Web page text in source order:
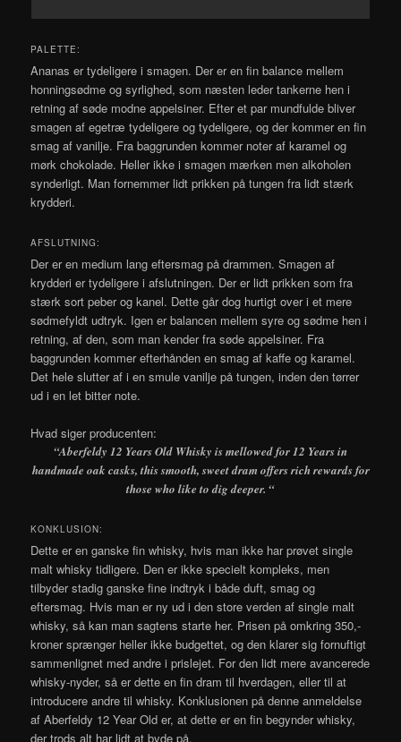
PALETTE:
Ananas er tydeligere i smagen. Der er en fin balance mellem
honningsødme og syrlighed, som næsten leder tankerne hen i
retning af søde modne appelsiner. Efter et par mundfulde bliver
smagen af egetræ tydeligere og tydeligere, og der kommer en fin
smag af vanilje. Fra baggrunden kommer noter af karamel og
mørk chokolade. Heller ikke i smagen mærken men alkoholen
synderligt. Man fornemmer lidt prikken på tungen fra lidt stærk
krydderi.
AFSLUTNING:
Der er en medium lang eftersmag på drammen. Smagen af
krydderi er tydeligere i afslutningen. Der er lidt prikken som fra
stærk sort peber og kanel. Dette går dog hurtigt over i et mere
sødmefyldt udtryk. Igen er balancen mellem syre og sødme hen i
retning, af den, som man kender fra søde appelsiner. Fra
baggrunden kommer efterhånden en smag af kaffe og karamel.
Det hele slutter af i en smule vanilje på tungen, inden den tørrer
ud i en let bitter note.
Hvad siger producenten:
“Aberfeldy 12 Years Old Whisky is mellowed for 12 Years in
handmade oak casks, this smooth, sweet dram offers rich rewards for
those who like to dig deeper. “
KONKLUSION:
Dette er en ganske fin whisky, hvis man ikke har prøvet single
malt whisky tidligere. Den er ikke specielt kompleks, men
tilbyder stadig ganske fine indtryk i både duft, smag og
eftersmag. Hvis man er ny ud i den store verden af single malt
whisky, så kan man sagtens starte her. Prisen på omkring 350,-
kroner sprænger heller ikke budgettet, og den klarer sig fornuftigt
sammenlignet med andre i prislejet. For den lidt mere avancerede
whisky-nyder, så er dette en fin dram til hverdagen, eller til at
introducere andre til whisky. Konklusionen på denne anmeldelse
af Aberfeldy 12 Year Old er, at dette er en fin begynder whisky,
der trods alt har lidt at byde på.